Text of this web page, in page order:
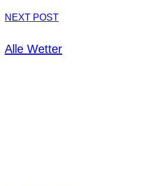
NEXT POST
Alle Wetter